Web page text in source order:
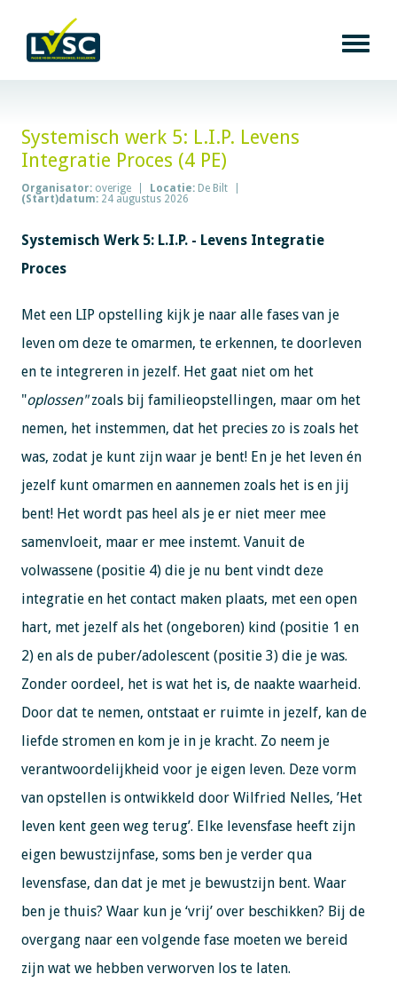
Systemisch werk 5: L.I.P. Levens
Integratie Proces (4 PE)
Organisator: overige Locatie: De Bilt
(Start)datum: 24 augustus 2026
Systemisch Werk 5: L.I.P. - Levens Integratie
Proces
Met een LIP opstelling kijk je naar alle fases van je
leven om deze te omarmen, te erkennen, te doorleven
en te integreren in jezelf. Het gaat niet om het
"oplossen"zoals bij familieopstellingen, maar om het
nemen, het instemmen, dat het precies zo is zoals het
was, zodat je kunt zijn waar je bent! En je het leven én
jezelf kunt omarmen en aannemen zoals het is en jij
bent! Het wordt pas heel als je er niet meer mee
samenvloeit, maar er mee instemt. Vanuit de
volwassene (positie 4) die je nu bent vindt deze
integratie en het contact maken plaats, met een open
hart, met jezelf als het (ongeboren) kind (positie 1 en
2) en als de puber/adolescent (positie 3) die je was.
Zonder oordeel, het is wat het is, de naakte waarheid.
Door dat te nemen, ontstaat er ruimte in jezelf, kan de
liefde stromen en kom je in je kracht. Zo neem je
verantwoordelijkheid voor je eigen leven. Deze vorm
van opstellen is ontwikkeld door Wilfried Nelles, ’Het
leven kent geen weg terug’. Elke levensfase heeft zijn
eigen bewustzijnfase, soms ben je verder qua
levensfase, dan dat je met je bewustzijn bent. Waar
ben je thuis? Waar kun je ‘vrij’ over beschikken? Bij de
overgang naar een volgende fase moeten we bereid
zijn wat we hebben verworven los te laten.